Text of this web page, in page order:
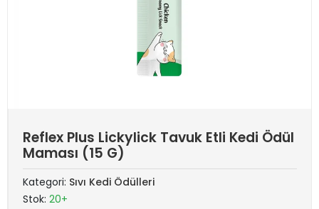
Reflex Plus Lickylick Tavuk Etli Kedi Ödül
Maması (15 G)
Kategori: Sıvı Kedi Ödülleri
Stok: 20+